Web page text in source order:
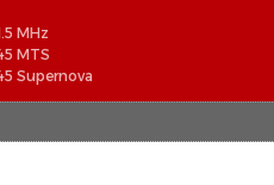
MHz
MTS
Supernova